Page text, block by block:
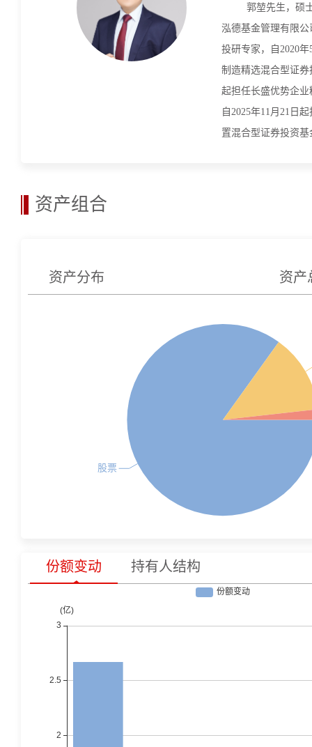
郭堃先生，硕
泓德基金管理有限
投研专家，自2020
制造精选混合型证券
起担任长盛优势企
自2025年11月21日
置混合型证券投资
资产组合
资
资产分布
份额变动 持有人结构